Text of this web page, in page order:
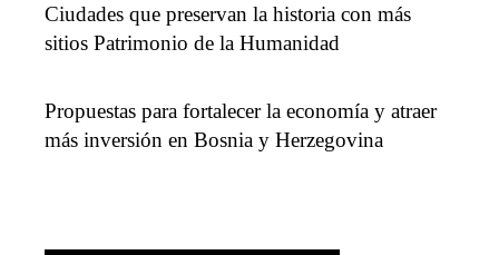
Ciudades que preservan la historia con más
sitios Patrimonio de la Humanidad
Propuestas para fortalecer la economía y atraer
más inversión en Bosnia y Herzegovina